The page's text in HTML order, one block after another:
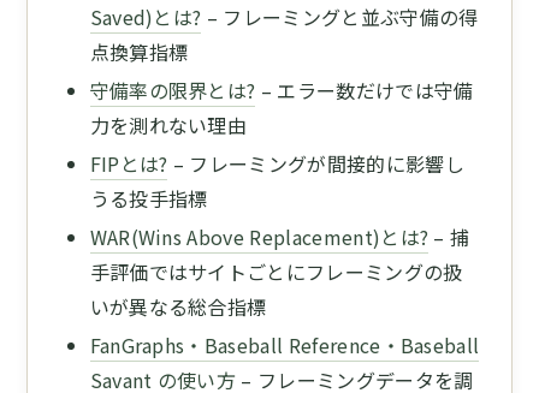
Saved)とは? – フレーミングと並ぶ守備の得
点換算指標
守備率の限界とは? – エラー数だけでは守備
力を測れない理由
FIPとは? – フレーミングが間接的に影響し
うる投手指標
WAR(Wins Above Replacement)とは? – 捕
手評価ではサイトごとにフレーミングの扱
いが異なる総合指標
FanGraphs・Baseball Reference・Baseball
Savant の使い方 – フレーミングデータを調